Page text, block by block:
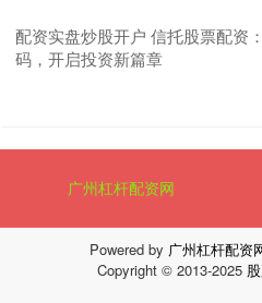
配资实盘炒股开户 信托股票配资
码，开启投资新篇章
广州杠杆配资网
Powered by 广州杠杆配资
Copyright © 2013-2025